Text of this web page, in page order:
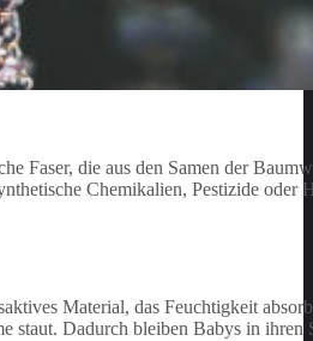
Für Baby Schlafsäcke
Faser, die aus den Samen der
Chemikalien, Pestizide
Material, das Feuchtigkeit
staut. Dadurch bleiben Babys in